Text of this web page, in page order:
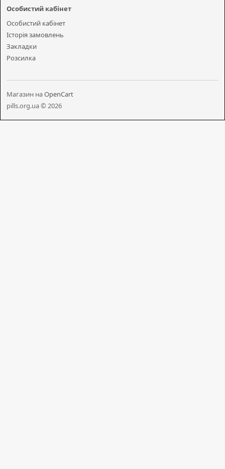
Особистий кабінет
Особистий кабінет
Історія замовлень
Закладки
Розсилка
Магазин наOpenCart
pills.org.ua © 2026